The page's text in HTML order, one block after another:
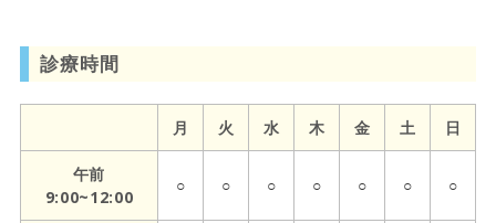
診療時間
月 火 水 木 金 土 日
午前
9:00~12:00
○ ○ ○ ○ ○ ○ ○